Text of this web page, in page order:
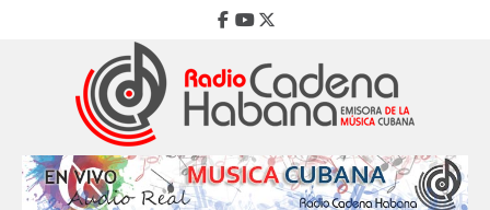
Facebook
Youtube
Twitter
Radio Cadena Habana
Emisora de la Música Cubana